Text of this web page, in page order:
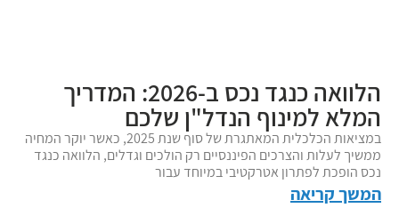
הלוואה כנגד נכס ב-2026: המדריך
המלא למינוף הנדל"ן שלכם
במציאות הכלכלית המאתגרת של סוף שנת 2025, כאשר יוקר המחיה
ממשיך לעלות והצרכים הפיננסיים רק הולכים וגדלים, הלוואה כנגד
נכס הופכת לפתרון אטרקטיבי במיוחד עבור
המשך קריאה